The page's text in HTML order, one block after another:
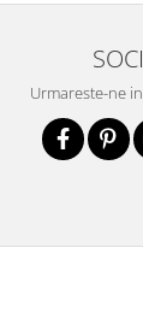
Urmareste-ne